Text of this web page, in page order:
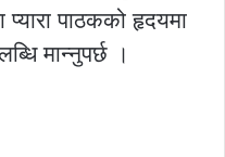
पाठकको हृदयमा
मान्नुपर्छ ।